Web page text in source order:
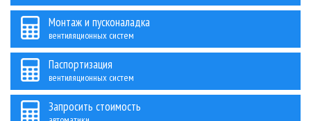
Монтаж и пусконаладка
вентиляционных систем
Паспортизация
вентиляционных систем
Запросить стоимость